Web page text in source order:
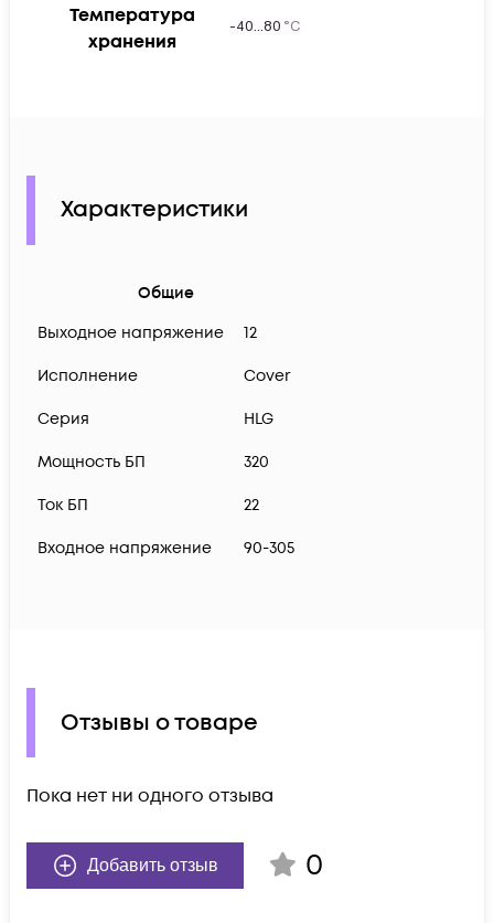
Температура
хранения
Характеристики
Общие
Выходное напряжение
12
Исполнение Cover
Серия HLG
Мощность БП 320
Ток БП 22
Входное напряжение 90-305
Отзывы о товаре
Пока нет ни одного отзыва
Добавить отзыв 0